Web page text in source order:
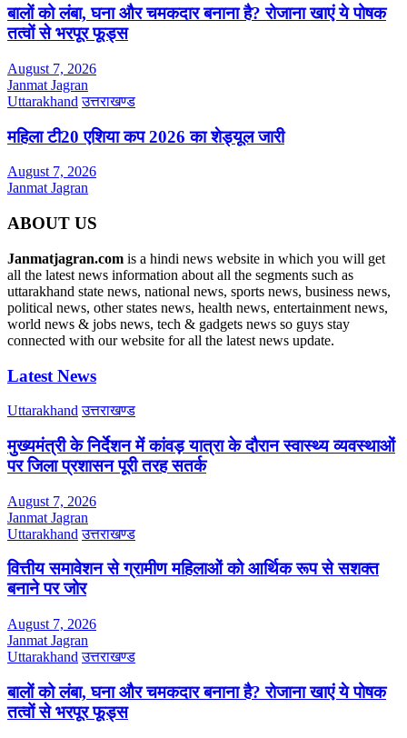
बालों को लंबा, घना और चमकदार बनाना है? रोजाना खाएं ये पोषक
तत्वों से भरपूर फूड्स
August 7, 2026
Janmat Jagran
Uttarakhand उत्तराखण्ड
महिला टी20 एशिया कप 2026 का शेड्यूल जारी
August 7, 2026
Janmat Jagran
ABOUT US
Janmatjagran.com is a hindi news website in which you will get
all the latest news information about all the segments such as
uttarakhand state news, national news, sports news, business news,
political news, other states news, health news, entertainment news,
world news & jobs news, tech & gadgets news so guys stay
connected with our website for all the latest news update.
Latest News
Uttarakhand उत्तराखण्ड
मुख्यमंत्री के निर्देशन में कांवड़ यात्रा के दौरान स्वास्थ्य व्यवस्थाओं
पर जिला प्रशासन पूरी तरह सतर्क
August 7, 2026
Janmat Jagran
Uttarakhand उत्तराखण्ड
वित्तीय समावेशन से ग्रामीण महिलाओं को आर्थिक रूप से सशक्त
बनाने पर जोर
August 7, 2026
Janmat Jagran
Uttarakhand उत्तराखण्ड
बालों को लंबा, घना और चमकदार बनाना है? रोजाना खाएं ये पोषक
तत्वों से भरपूर फूड्स